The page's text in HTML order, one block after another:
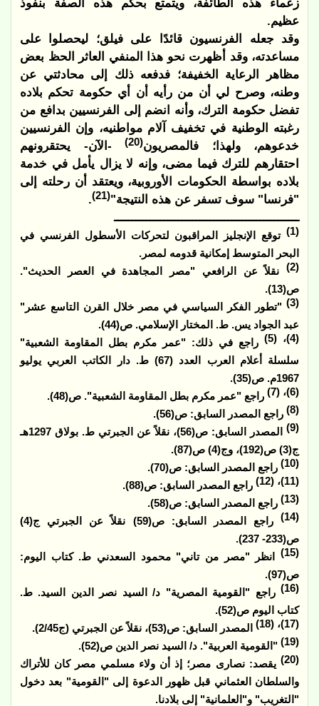
زعماء هذه الطائفة، ويتمتع بحكم هذه الصفة بنفوذ
عظيم.
وقد جعله الفرنسيون قائدًا على فيلق؛ ليحصلوا على
مساعدته، وقد أظهرت نحو هذا المنفي العاثر الحظ بعض
مظاهر الرعاية الخفيفة؛ فدفعه ذلك إلى محادثتي عن
وطنه، وصرح لي أن من رأيه أن أي حكومة تحكم بلاده
تفضل حكومة الترك، وأنه انضم إلى الفرنسيين بدافع من
رغبته الوطنية في تخفيف آلام مواطنيه، وإن الفرنسيين
خدعوهم، ولهذا؛ فالمصريون(20)
-الآن- يحتقرونهم
احتقارهم للترك فيما مضى، وإنه لا يزال يأمل في خدمة
بلاده بواسطة الحكومات الأوروبية، ويعتقد أن رحلته إلى
"فرنسا" سوف تسفر عن هذه النتيجة"(21)
.
ــــــــــــــــــــــــــــــــــــــــــــــــــــ
(1)
توقع الإنجليز المراقبون لتحركات الأسطول الفرنسي في
البحر المتوسط إمكانية قدومه لمصر.
(2)
نقلاً عن الرافعي "مصر المجاهدة في العصر الحديث".
ص(13).
(3)
"تطور الفكر السياسي في مصر خلال القرن التاسع عشر"
عبد الجواد يس. ط. المختار الإسلامي. ص(44).
(4)، (5)
راجع في ذلك: "عمر مكرم بطل المقاومة الشعبية"
سلسلة أعلام العرب العدد (67) ط. دار الكاتب العربي يوليو
1967م. ص(35).
(6)، (7)
راجع "عمر مكرم بطل المقاومة الشعبية". ص(48).
(8)
راجع المصدر السابق: ص(56).
(9)
المصدر السابق: ص(56)، نقلاً عن الجبرتي ط. بولاق 1297هـ
ج(3) ص(192)، وج(4) ص(87).
(10)
راجع المصدر السابق: ص(70).
(11)، (12)
راجع المصدر السابق: ص(88).
(13)
راجع المصدر السابق: ص(58).
(14)
راجع المصدر السابق: ص(59) نقلاً عن الجبرتي ج(4)
ص(233- 237).
(15)
انظر "مصر من تاني" محمود السعدني ط. كتاب اليوم:
ص(97).
(16)
راجع "القومية المصرية" د/ السيد نصر الدين السيد. ط.
كتاب اليوم ص(52).
(17)، (18)
المصدر السابق: ص(53)، نقلاً عن الجبرتي (ج2/45).
(19)
"القومية العربية". د/ السيد نصر الدين ص(52).
(20)
يقصد: نصارى مصر؛ إذ أن ولاء مسلمي مصر كان للأتراك
والسلطان العثماني قبل ظهور الدعوة إلى "القومية" بعد دخول
"التغريب" و"العلمانية" إلى بلادنا.